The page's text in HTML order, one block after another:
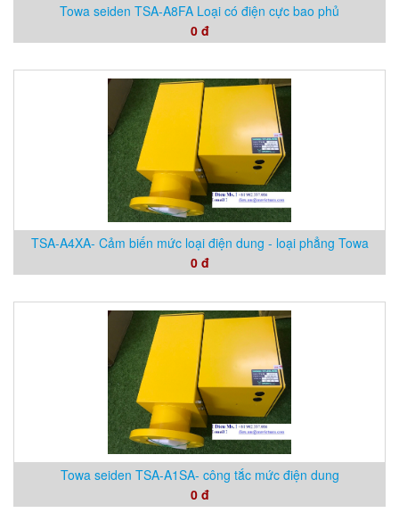
Towa seiden TSA-A8FA Loại có điện cực bao phủ
0 đ
TSA-A4XA- Cảm biến mức loại điện dung - loại phẳng Towa
Seiden
0 đ
Towa seiden TSA-A1SA- công tắc mức điện dung
0 đ